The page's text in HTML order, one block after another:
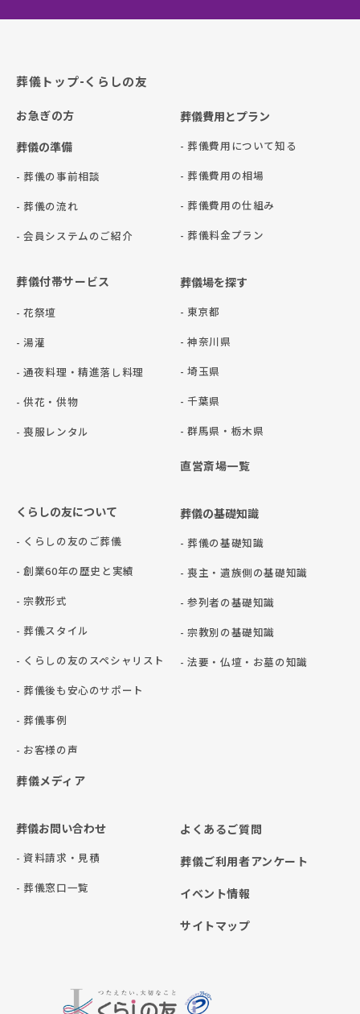
葬儀トップ-くらしの友
お急ぎの方
葬儀の準備
- 葬儀の事前相談
- 葬儀の流れ
- 会員システムのご紹介
葬儀費用とプラン
- 葬儀費用について知る
- 葬儀費用の相場
- 葬儀費用の仕組み
- 葬儀料金プラン
葬儀付帯サービス
- 花祭壇
- 湯灌
- 通夜料理・精進落し料理
- 供花・供物
- 喪服レンタル
葬儀場を探す
- 東京都
- 神奈川県
- 埼玉県
- 千葉県
- 群⾺県・栃⽊県
直営斎場一覧
くらしの友について
- くらしの友のご葬儀
- 創業60年の歴史と実績
- 宗教形式
- 葬儀スタイル
- くらしの友のスペシャリスト
- 葬儀後も安心のサポート
- 葬儀事例
- お客様の声
葬儀メディア
葬儀の基礎知識
- 葬儀の基礎知識
- 喪主・遺族側の基礎知識
- 参列者の基礎知識
- 宗教別の基礎知識
- 法要・仏壇・お墓の知識
葬儀お問い合わせ
- 資料請求・見積
- 葬儀窓口一覧
よくあるご質問
葬儀ご利用者アンケート
イベント情報
サイトマップ